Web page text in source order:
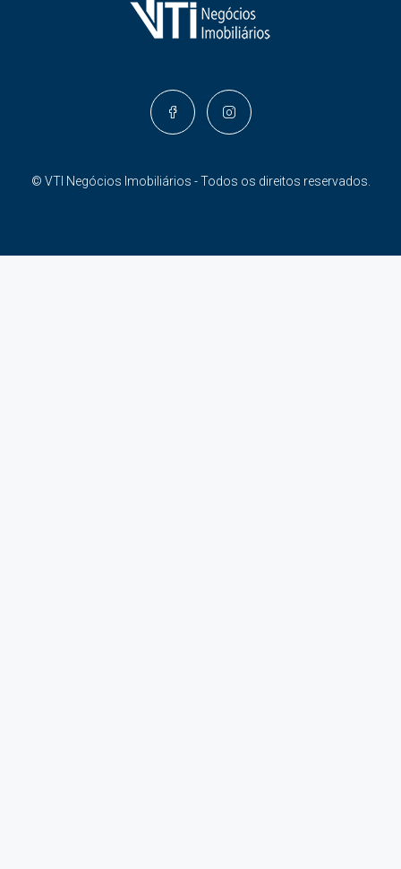
© VTI Negócios Imobiliários - Todos os direitos reservados.